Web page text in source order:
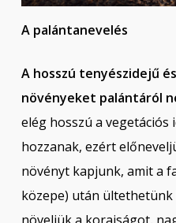
A palántanevelés
A hosszú tenyészidejű
növényeket palántáról
elég hosszú a
hozzanak, ezért
növényt kapjunk, amit a
közepe) után ültethetünk